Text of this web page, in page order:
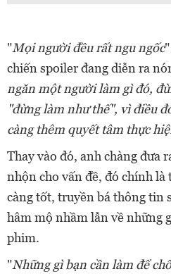
"Mọi người đều rất ngu ngốc
chiến spoiler đang diễn ra
ngăn một người làm gì đó,
"đừng làm như thế", vì điều
càng thêm quyết tâm thực
Thay vào đó, anh chàng đưa
nhộn cho vấn đề, đó chính là
càng tốt, truyền bá thông tin
hâm mộ nhầm lẫn về những
phim.
"Những gì bạn cần làm để